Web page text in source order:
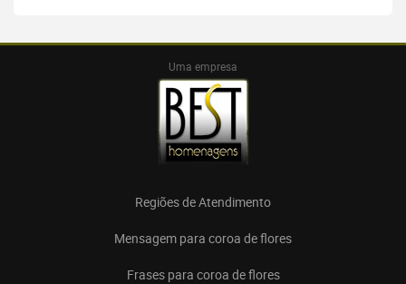
Uma empresa
Regiões de Atendimento
Mensagem para coroa de flores
Frases para coroa de flores